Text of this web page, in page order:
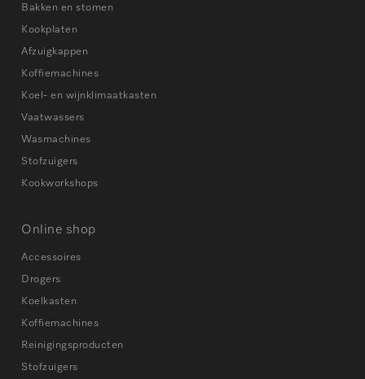
Bakken en stomen
Kookplaten
Afzuigkappen
Koffiemachines
Koel- en wijnklimaatkasten
Vaatwassers
Wasmachines
Stofzuigers
Kookworkshops
Online shop
Accessoires
Drogers
Koelkasten
Koffiemachines
Reinigingsproducten
Stofzuigers